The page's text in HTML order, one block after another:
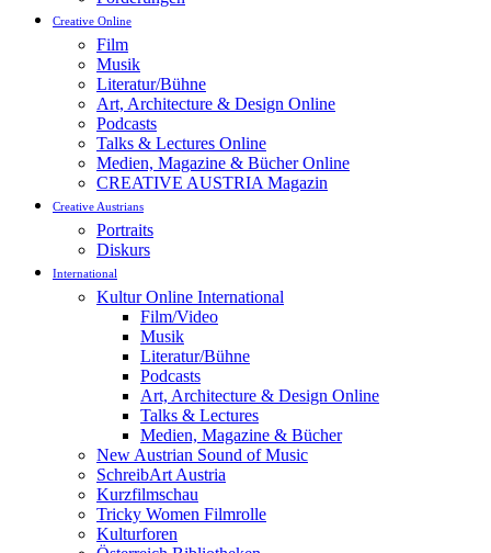
Creative Online
Film
Musik
Literatur/Bühne
Art, Architecture & Design Online
Podcasts
Talks & Lectures Online
Medien, Magazine & Bücher Online
CREATIVE AUSTRIA Magazin
Creative Austrians
Portraits
Diskurs
International
Kultur Online International
Film/Video
Musik
Literatur/Bühne
Podcasts
Art, Architecture & Design Online
Talks & Lectures
Medien, Magazine & Bücher
New Austrian Sound of Music
SchreibArt Austria
Kurzfilmschau
Tricky Women Filmrolle
Kulturforen